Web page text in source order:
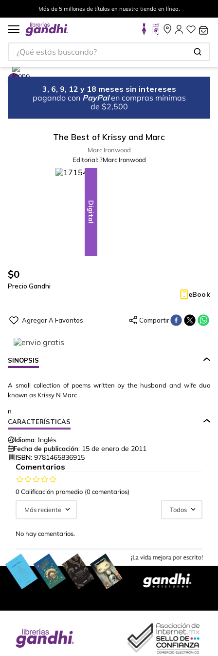
Más de 5 millones de títulos en nuestra tienda en línea.
¿Qué estás buscando?
3, 6, 9, 12 y 18 meses sin intereses
pagando con PayPal en compras mínimas
de $2,500
The Best of Krissy and Marc
Marc Ironwood
Editorial: ?Marc Ironwood
Digital
$0
Precio Gandhi
eBook
SINOPSIS
A small collection of poems written by the husband and wife duo
known as Krissy N Marc
n
CARACTERÍSTICAS
Idioma: Inglés
Fecha de publicación: 15 de enero de 2011
ISBN: 9781465836915
Comentarios
0 Calificación promedio (0 comentarios)
Más reciente Todos
No hay comentarios.